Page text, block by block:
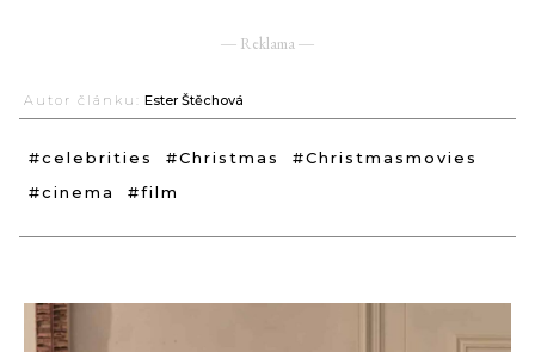
― Reklama ―
Autor článku: Ester Štěchová
#celebrities #Christmas
#Christmasmovies
#cinema
#film